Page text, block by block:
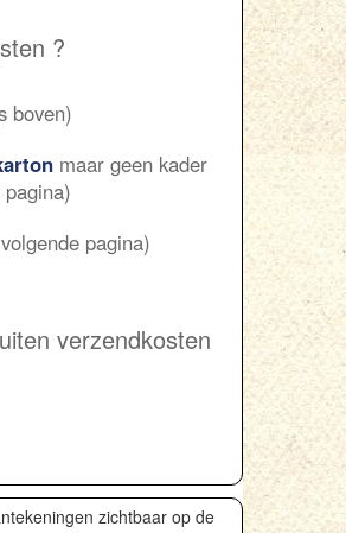
?
boven)
maar geen kader
pagina)
verzendkosten
zichtbaar op de